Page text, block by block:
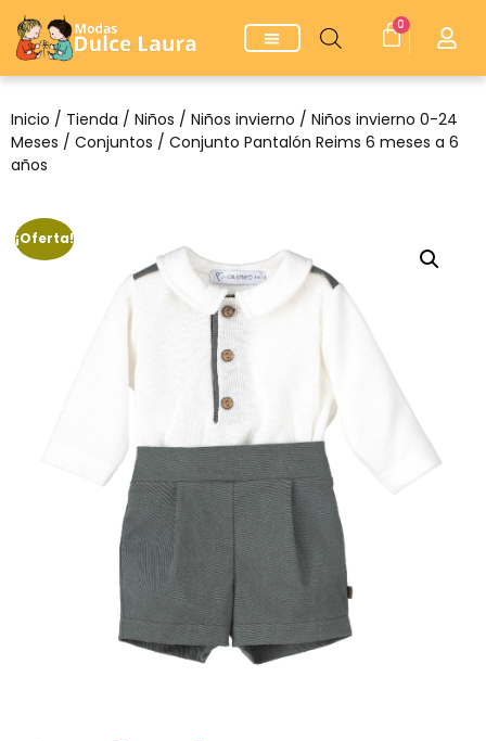
0
Inicio / Tienda / Niños / Niños invierno / Niños invierno 0-24
Meses / Conjuntos / Conjunto Pantalón Reims 6 meses a 6
años
¡Oferta!